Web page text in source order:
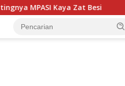
Kaya Zat Besi